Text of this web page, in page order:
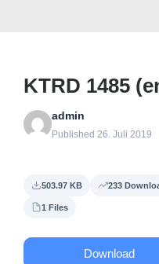
KTRD 1485
admin
Published 26. Juli 2019
503.97 KB 233
1 Files
Download